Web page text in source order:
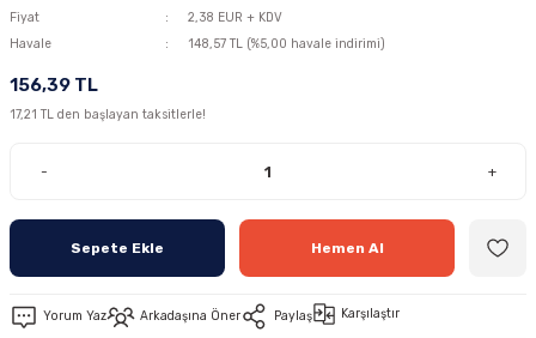
Fiyat
2,38 EUR + KDV
Havale
148,57 TL (%5,00 havale indirimi)
156,39 TL
17,21 TL den başlayan taksitlerle!
- +
Sepete Ekle Hemen Al
Yorum Yaz Arkadaşına Öner Paylaş Karşılaştır